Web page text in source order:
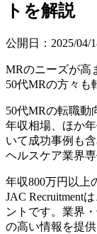
トを解説
公開日： 2025/04/
MRのニーズが高
50代MRの方々も
50代MRの転職動
年収相場、ほか
いて成功事例も
ヘルスケア業界
年収800万円以上
JAC Recruitment
ントです。 業界
の高い情報を提